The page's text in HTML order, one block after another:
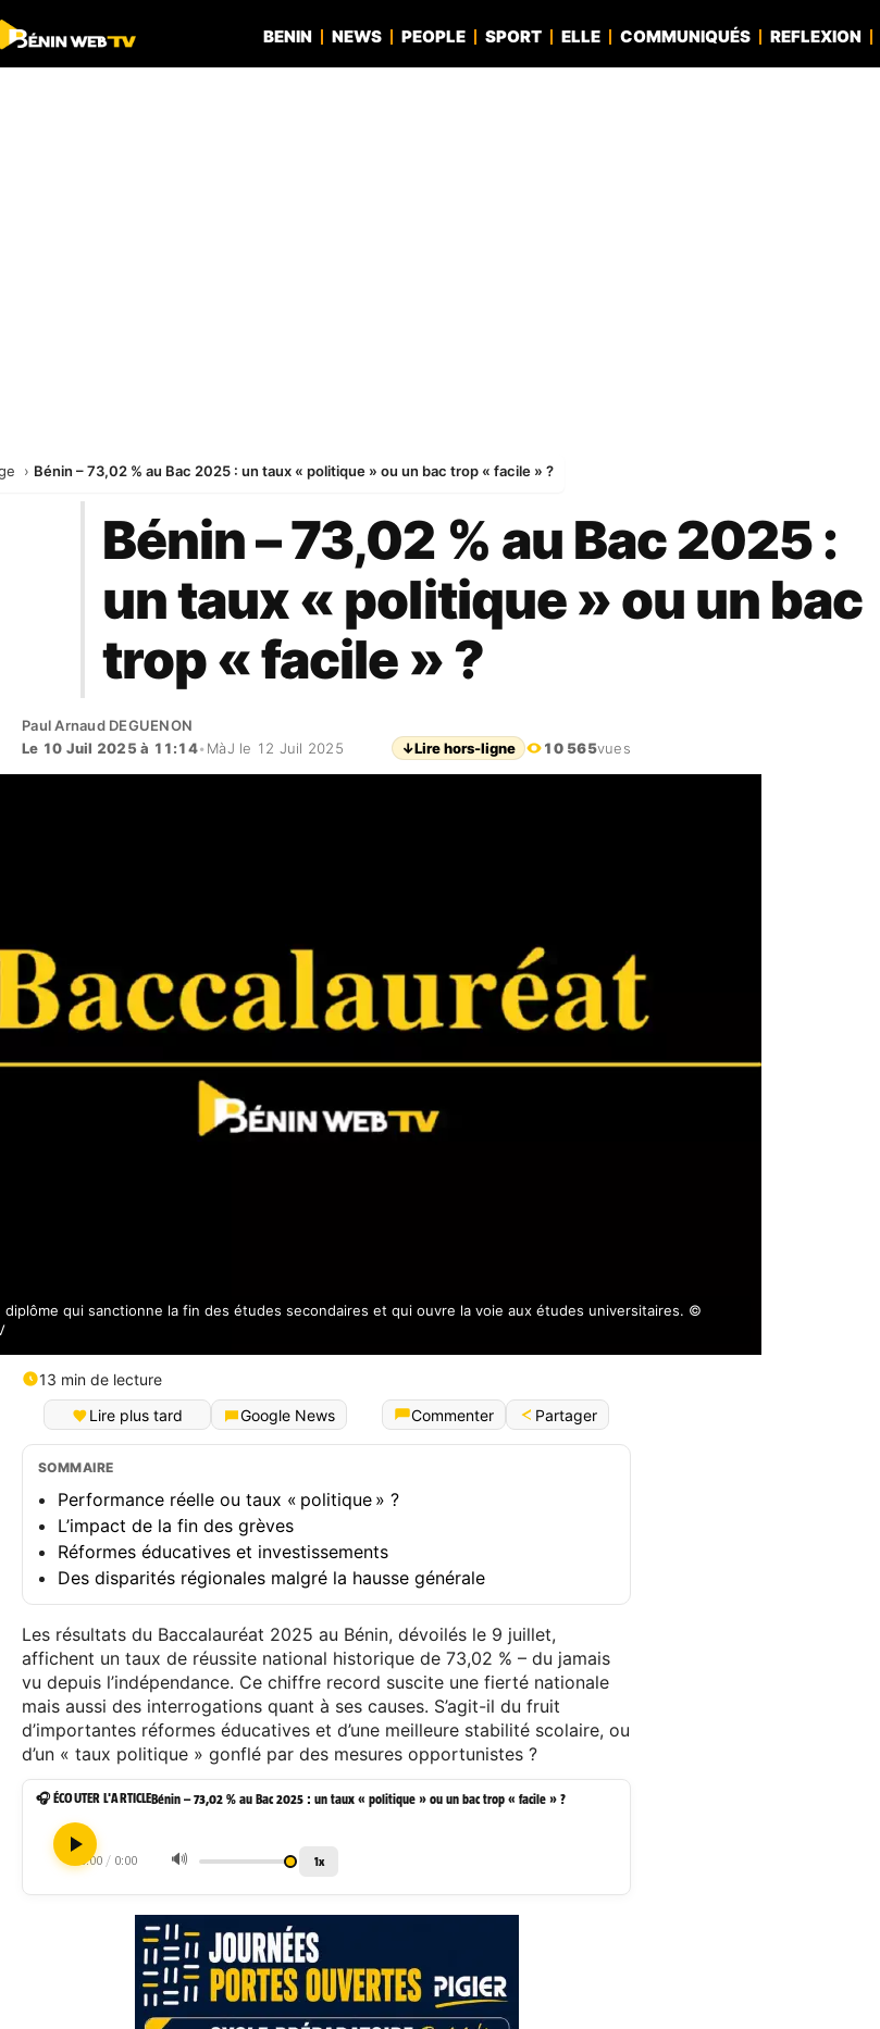
BENIN NEWS PEOPLE SPORT ELLE COMMUNIQUÉS REFLEXION
Bénin – 73,02 % au Bac 2025 : un taux « politique » ou un bac trop « facile » ?
Bénin – 73,02 % au Bac 2025 :
un taux « politique » ou un bac
trop « facile » ?
Paul Arnaud DEGUENON
Le 10 Juil 2025 à 11:14• MàJ le 12 Juil 2025 ↓Lire hors-ligne 10 565vues
diplôme qui sanctionne la fin des études secondaires et qui ouvre la voie aux études universitaires. ©
13 min de lecture
Lire plus tard
Google News Commenter Partager
SOMMAIRE
Performance réelle ou taux « politique » ?
L’impact de la fin des grèves
Réformes éducatives et investissements
Des disparités régionales malgré la hausse générale
Les résultats du Baccalauréat 2025 au Bénin, dévoilés le 9 juillet,
affichent un taux de réussite national historique de 73,02 % – du jamais
vu depuis l’indépendance. Ce chiffre record suscite une fierté nationale
mais aussi des interrogations quant à ses causes. S’agit-il du fruit
d’importantes réformes éducatives et d’une meilleure stabilité scolaire, ou
d’un « taux politique » gonflé par des mesures opportunistes ?
🎧 ÉCOUTER L'ARTICLEBénin – 73,02 % au Bac 2025 : un taux « politique » ou un bac trop « facile » ?
0:00 / 0:00 🔊 1x